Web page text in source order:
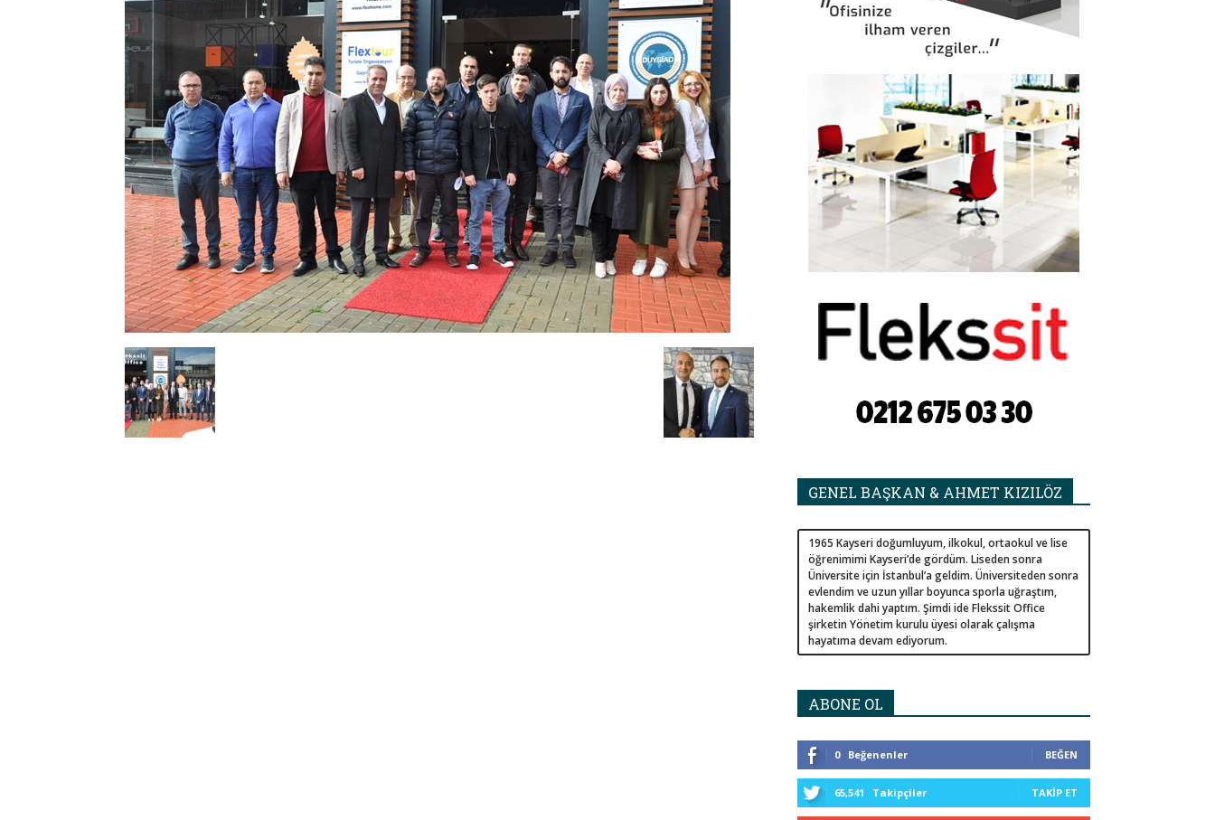
Ve
Sanayi
İş
GENEL BAŞKAN & AHMET KIZILÖZ
1965 Kayseri doğumluyum, ilkokul, ortaokul ve lise
öğrenimimi Kayseri’de gördüm. Liseden sonra
Üniversite için İstanbul’a geldim. Üniversiteden sonra
evlendim ve uzun yıllar boyunca sporla uğraştım,
hakemlik dahi yaptım. Şimdi ide Flekssit Office
şirketin Yönetim kurulu üyesi olarak çalışma
hayatıma devam ediyorum.
ABONE OL
0 Beğenenler BEĞEN
65,541 Takipçiler TAKIP ET